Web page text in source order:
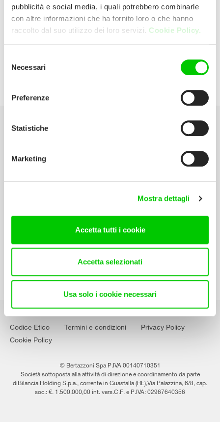
pubblicità e social media, i quali potrebbero combinarle
con altre informazioni che ha fornito loro o che hanno
raccolto dal suo utilizzo dei loro servizi. Cookie Policy.
delNecessari
Preferenze
Statistiche
Marketing
Mostra dettagli
Accetta tutti i cookie
Accetta selezionati
Usa solo i cookie necessari
Unieuro
Italia
Scarica il catalogo
Manuali d’istruzione
Lavora con noi
Codice Etico Termini e condizioni
Privacy Policy
Cookie Policy
© Bertazzoni Spa P.IVA 00140710351
Società sottoposta alla attività di direzione e coordinamento da parte
diBilancia Holding S.p.a., corrente in Guastalla (RE),Via Palazzina, 6/8, cap.
soc.: €. 1.500.000,00 int. vers.C.F. e P.IVA: 02967640356